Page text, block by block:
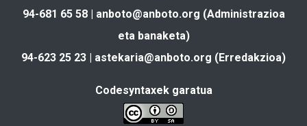
94-681 65 58 | anboto@anboto.org (Administrazioa
eta banaketa)
94-623 25 23 | astekaria@anboto.org (Erredakzioa)
Codesyntaxek garatua